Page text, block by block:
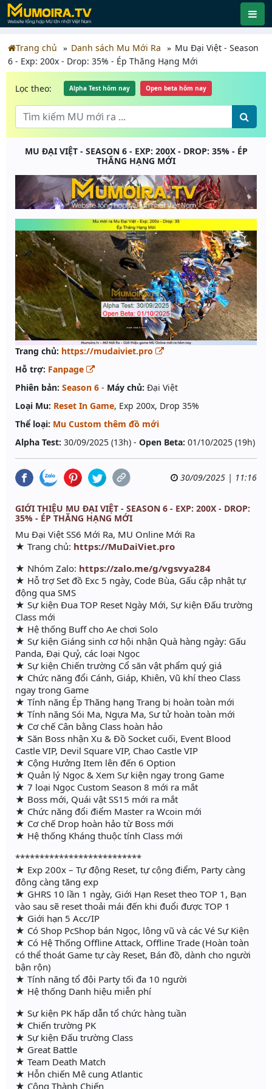
Trang chủ Danh sách Mu Mới Ra
Mu Đại Việt - Season
6 - Exp: 200x - Drop: 35% - Ép Thăng Hạng Mới
Lọc theo: Alpha Test hôm nay Open beta hôm nay
MU ĐẠI VIỆT - SEASON 6 - EXP: 200X - DROP: 35% - ÉP
THĂNG HẠNG MỚI
Trang chủ: https://mudaiviet.pro
Hỗ trợ: Fanpage
Phiên bản: Season 6 - Máy chủ: Đại Việt
Loại Mu: Reset In Game, Exp 200x, Drop 35%
Thể loại: Mu Custom thêm đồ mới
Alpha Test: 30/09/2025 (13h) - Open Beta: 01/10/2025 (19h)
30/09/2025 | 11:16
GIỚI THIỆU MU ĐẠI VIỆT - SEASON 6 - EXP: 200X - DROP:
35% - ÉP THĂNG HẠNG MỚI
Mu Đại Việt SS6 Mới Ra, MU Online Mới Ra
★ Trang chủ: https://MuDaiViet.pro
★ Nhóm Zalo: https://zalo.me/g/vgsvya284
★ Hỗ trợ Set đồ Exc 5 ngày, Code Bùa, Gấu cập nhật tự
động qua SMS
★ Sự kiện Đua TOP Reset Ngày Mới, Sự kiện Đấu trường
Class mới
★ Hệ thống Buff cho Ae chơi Solo
★ Sự kiện Giáng sinh cơ hội nhận Quà hàng ngày: Gấu
Panda, Đại Quỷ, các loại Ngọc
★ Sự kiện Chiến trường Cổ săn vật phẩm quý giá
★ Chức năng đổi Cánh, Giáp, Khiên, Vũ khí theo Class
ngay trong Game
★ Tính năng Ép Thăng hạng Trang bị hoàn toàn mới
★ Tính năng Sói Ma, Ngựa Ma, Sư tử hoàn toàn mới
★ Cơ chế Cân bằng Class hoàn hảo
★ Săn Boss nhận Xu & Đồ Socket cuối, Event Blood
Castle VIP, Devil Square VIP, Chao Castle VIP
★ Cộng Hưởng Item lên đến 6 Option
★ Quản lý Ngọc & Xem Sự kiện ngay trong Game
★ 7 loại Ngọc Custom Season 8 mới ra mắt
★ Boss mới, Quái vật SS15 mới ra mắt
★ Chức năng đổi điểm Master ra Wcoin mới
★ Cơ chế Drop hoàn hảo từ Boss mới
★ Hệ thống Kháng thuộc tính Class mới
**************************
★ Exp 200x – Tự động Reset, tự cộng điểm, Party càng
đông càng tăng exp
★ GHRS 10 lần 1 ngày, Giới Hạn Reset theo TOP 1, Bạn
vào sau sẽ reset thoải mái đến khi đuổi được TOP 1
★ Giới hạn 5 Acc/IP
★ Có Shop PcShop bán Ngọc, lông vũ và các Vé Sự Kiện
★ Có Hệ Thống Offline Attack, Offline Trade (Hoàn toàn
có thể thoát Game tự cày Reset, Bán đồ, dành cho người
bận rộn)
★ Tính năng tổ đội Party tối đa 10 người
★ Hệ thống Danh hiệu miễn phí
★ Sự kiện PK hấp dẫn tổ chức hàng tuần
★ Chiến trường PK
★ Sự kiện Đấu trường Class
★ Great Battle
★ Team Death Match
★ Hỗn chiến Mê cung Atlantic
★ Công Thành Chiến